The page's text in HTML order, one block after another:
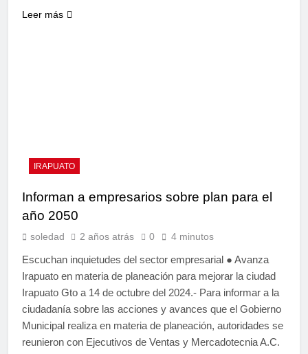
Leer más
IRAPUATO
Informan a empresarios sobre plan para el
año 2050
soledad 2 años atrás 0 4 minutos
Escuchan inquietudes del sector empresarial ● Avanza
Irapuato en materia de planeación para mejorar la ciudad
Irapuato Gto a 14 de octubre del 2024.- Para informar a la
ciudadanía sobre las acciones y avances que el Gobierno
Municipal realiza en materia de planeación, autoridades se
reunieron con Ejecutivos de Ventas y Mercadotecnia A.C.